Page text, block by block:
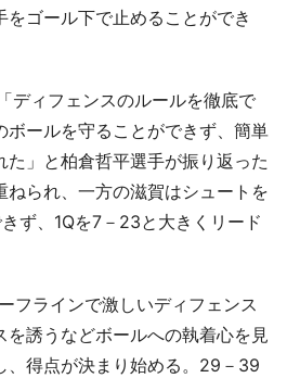
をゴール下で止めることができ
ディフェンスのルールを徹底で
ボールを守ることができず、簡単
た」と柏倉哲平選手が振り返った
ねられ、一方の滋賀はシュートを
ず、1Qを7－23と大きくリード
フラインで激しいディフェンス
を誘うなどボールへの執着心を見
、得点が決まり始める。29－39